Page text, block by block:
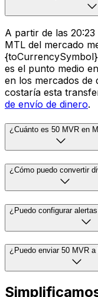
A partir de las
MTL del mercado
es el punto medio
en los mercados de
costaría esta
de envío de dinero.
¿Cuánto es 50 MVR en
¿Cómo puedo convertir
¿Puedo configurar
¿Puedo enviar 50 MVR